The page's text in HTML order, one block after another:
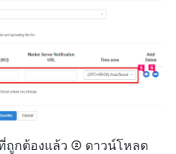
ถูกต้องแล้ว ② ดาวน์โหลด